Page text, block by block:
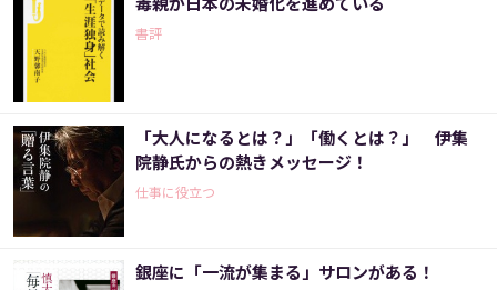
書評
「大人になるとは？」「働くとは？」 伊集
院静氏からの熱きメッセージ！
仕事に役立つ
銀座に「一流が集まる」サロンがある！